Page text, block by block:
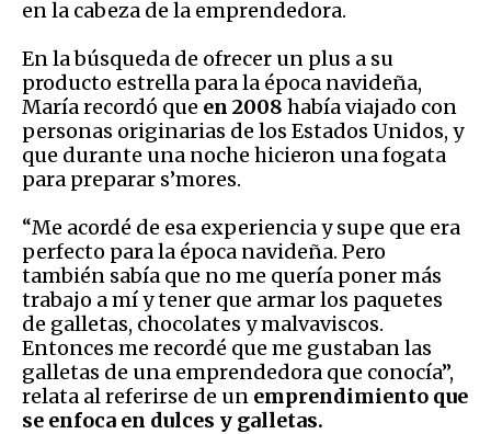
en la cabeza de la emprendedora.
En la búsqueda de ofrecer un plus a su
producto estrella para la época navideña,
María recordó que en 2008 había viajado con
personas originarias de los Estados Unidos, y
que durante una noche hicieron una fogata
para preparar s’mores.
“Me acordé de esa experiencia y supe que era
perfecto para la época navideña. Pero
también sabía que no me quería poner más
trabajo a mí y tener que armar los paquetes
de galletas, chocolates y malvaviscos.
Entonces me recordé que me gustaban las
galletas de una emprendedora que conocía”,
relata al referirse de un emprendimiento que
se enfoca en dulces y galletas.